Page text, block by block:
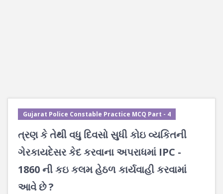
Gujarat Police Constable Practice MCQ Part - 4
ત્રણ કે તેથી વધુ દિવસો સુધી કોઇ વ્યકિતની
ગેરકાયદેસર કેદ કરવાના અપરાધમાં IPC -
1860 ની કઇ કલમ હેઠળ કાર્યવાહી કરવામાં
આવે છે ?